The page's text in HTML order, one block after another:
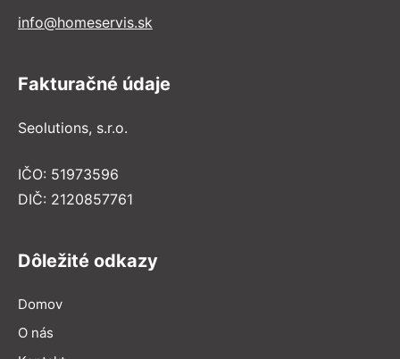
info@homeservis.sk
Fakturačné údaje
Seolutions, s.r.o.
IČO: 51973596
DIČ: 2120857761
Dôležité odkazy
Domov
O nás